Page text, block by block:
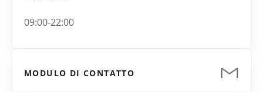
09:00-22:00
MODULO DI CONTATTO